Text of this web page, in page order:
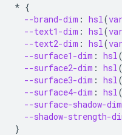
* {
--brand-dim : hsl (var
--text1-dim : hsl (var
--text2-dim : hsl (var
--surface1-dim : hsl (
--surface2-dim : hsl (
--surface3-dim : hsl (
--surface4-dim : hsl (
--surface-shadow-dim
--shadow-strength-
}